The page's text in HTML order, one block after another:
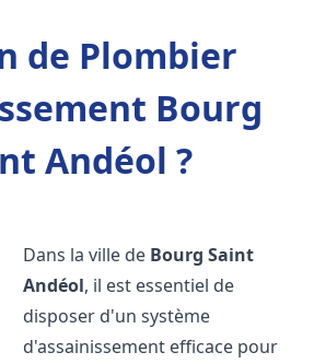
de Plombier
Bourg
Andéol ?
Dans la ville de Bourg Saint
Andéol, il est essentiel de
disposer d'un système
d'assainissement efficace pour